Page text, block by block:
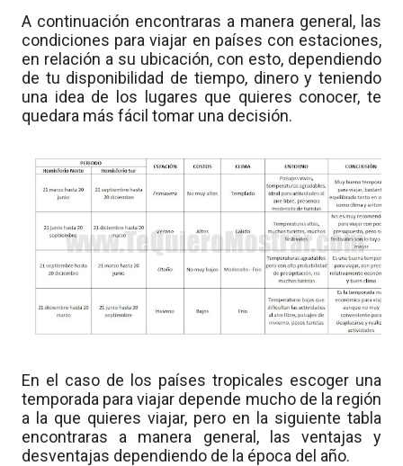
A continuación encontraras a manera general, las
condiciones para viajar en países con estaciones,
en relación a su ubicación, con esto, dependiendo
de tu disponibilidad de tiempo, dinero y teniendo
una idea de los lugares que quieres conocer, te
quedara más fácil tomar una decisión.
En el caso de los países tropicales escoger una
temporada para viajar depende mucho de la región
a la que quieres viajar, pero en la siguiente tabla
encontraras a manera general, las ventajas y
desventajas dependiendo de la época del año.